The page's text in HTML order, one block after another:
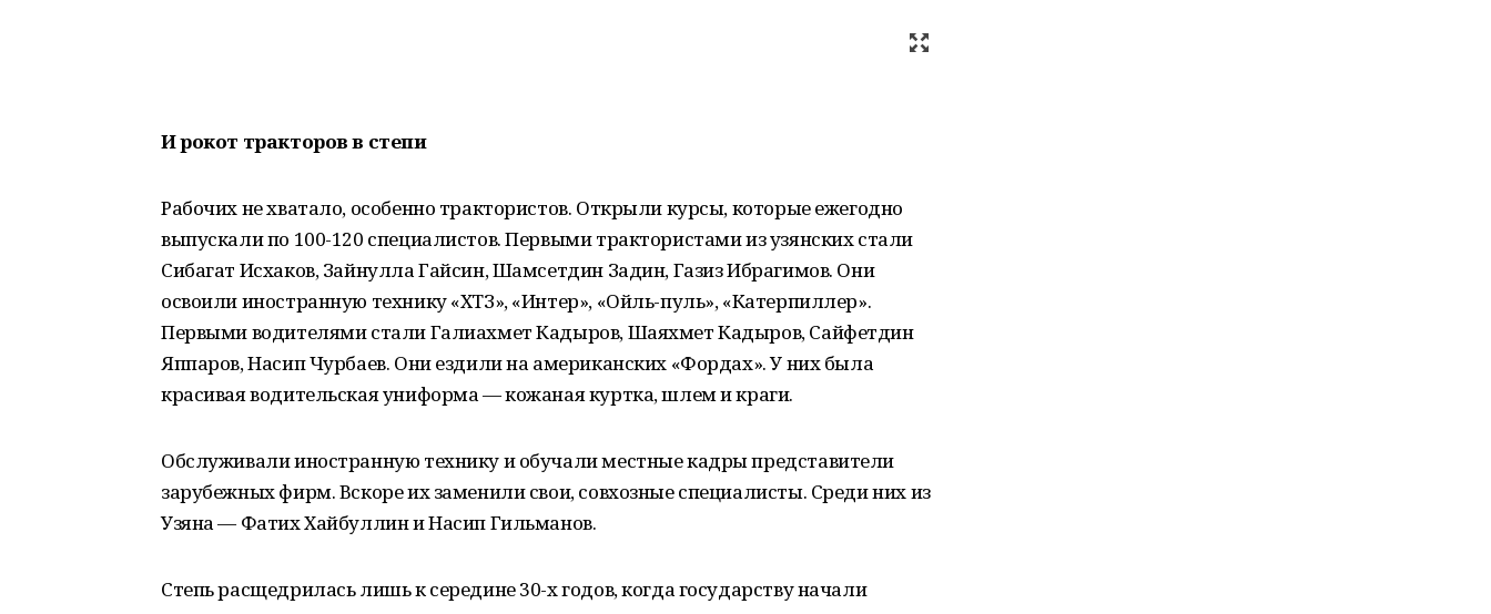
И рокот тракторов в степи
Рабочих не хватало, особенно трактористов. Открыли курсы, которые ежегодно
выпускали по 100-120 специалистов. Первыми трактористами из узянских стали
Сибагат Исхаков, Зайнулла Гайсин, Шамсетдин Задин, Газиз Ибрагимов. Они
освоили иностранную технику «ХТЗ», «Интер», «Ойль-пуль», «Катерпиллер».
Первыми водителями стали Галиахмет Кадыров, Шаяхмет Кадыров, Сайфетдин
Яппаров, Насип Чурбаев. Они ездили на американских «Фордах». У них была
красивая водительская униформа — кожаная куртка, шлем и краги.
Обслуживали иностранную технику и обучали местные кадры представители
зарубежных фирм. Вскоре их заменили свои, совхозные специалисты. Среди них из
Узяна — Фатих Хайбуллин и Насип Гильманов.
Степь расщедрилась лишь к середине 30-х годов, когда государству начали